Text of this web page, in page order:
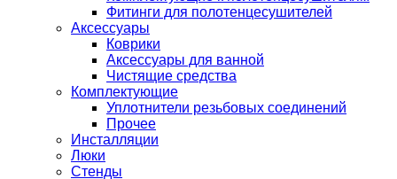
Фитинги для полотенцесушителей
Аксессуары
Коврики
Аксессуары для ванной
Чистящие средства
Комплектующие
Уплотнители резьбовых соединений
Прочее
Инсталляции
Люки
Стенды